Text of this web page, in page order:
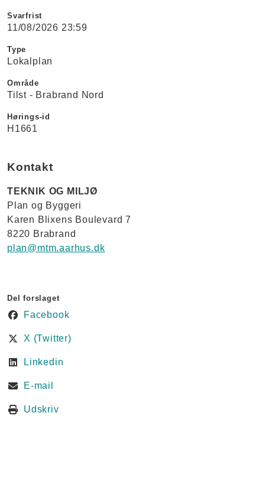
Svarfrist
11/08/2026 23:59
Type
Lokalplan
Område
Tilst - Brabrand Nord
Hørings-id
H1661
Kontakt
TEKNIK OG MILJØ
Plan og Byggeri
Karen Blixens Boulevard 7
8220 Brabrand
plan@mtm.aarhus.dk
Del forslaget
Facebook
X (Twitter)
Linkedin
E-mail
Udskriv